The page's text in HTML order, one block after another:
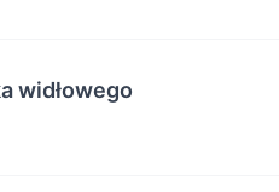
widłowego